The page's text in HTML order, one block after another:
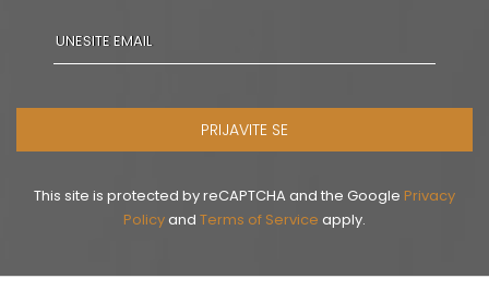
PRIJAVITE SE
This site is protected by reCAPTCHA and the Google Privacy
Policyand Terms of Service apply.